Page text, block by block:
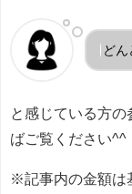
どん
と感じている方
ばご覧ください^^
※記事内の金額は